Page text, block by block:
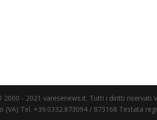
- 2021 varesenews.it. Tutti i diritti riservati
(VA) Tel. +39.0332.873094 / 873168 Testata